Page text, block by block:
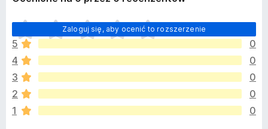
Zaloguj się, aby ocenić to rozszerzenie
N
i
e
m
a
e
s
5
0
4
0
3
0
2
0
1
0